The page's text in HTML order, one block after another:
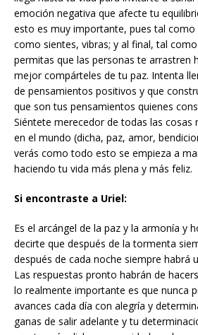
emoción negativa que afecte tu
esto es muy importante, pues tal como
como sientes, vibras; y al final, tal
permitas que las personas te arrastren
mejor compárteles de tu paz. Intenta
de pensamientos positivos y que
que son tus pensamientos quienes
Siéntete merecedor de todas las cosas
en el mundo (dicha, paz, amor,
verás como todo esto se empieza a
haciendo tu vida más plena y más feliz.
Si encontraste a Uriel:
Es el arcángel de la paz y la armonía y
decirte que después de la tormenta
después de cada noche siempre habrá
Las respuestas pronto habrán de
lo realmente importante es que nunca
avances cada día con alegría y
ganas de salir adelante y tu